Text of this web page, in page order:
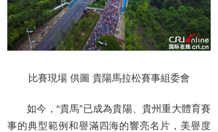
比賽現場 供圖 貴陽馬拉松賽事組委會
如今，“貴馬”已成為貴陽、貴州重大體育賽
事的典型範例和譽滿四海的響亮名片，美譽度